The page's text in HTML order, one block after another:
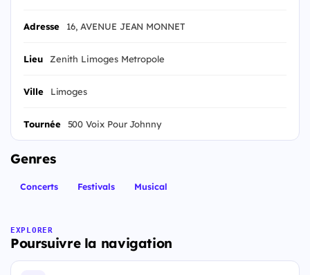
Adresse 16, AVENUE JEAN MONNET
Lieu Zenith Limoges Metropole
Ville Limoges
Tournée 500 Voix Pour Johnny
Genres
Concerts Festivals Musical
EXPLORER
Poursuivre la navigation